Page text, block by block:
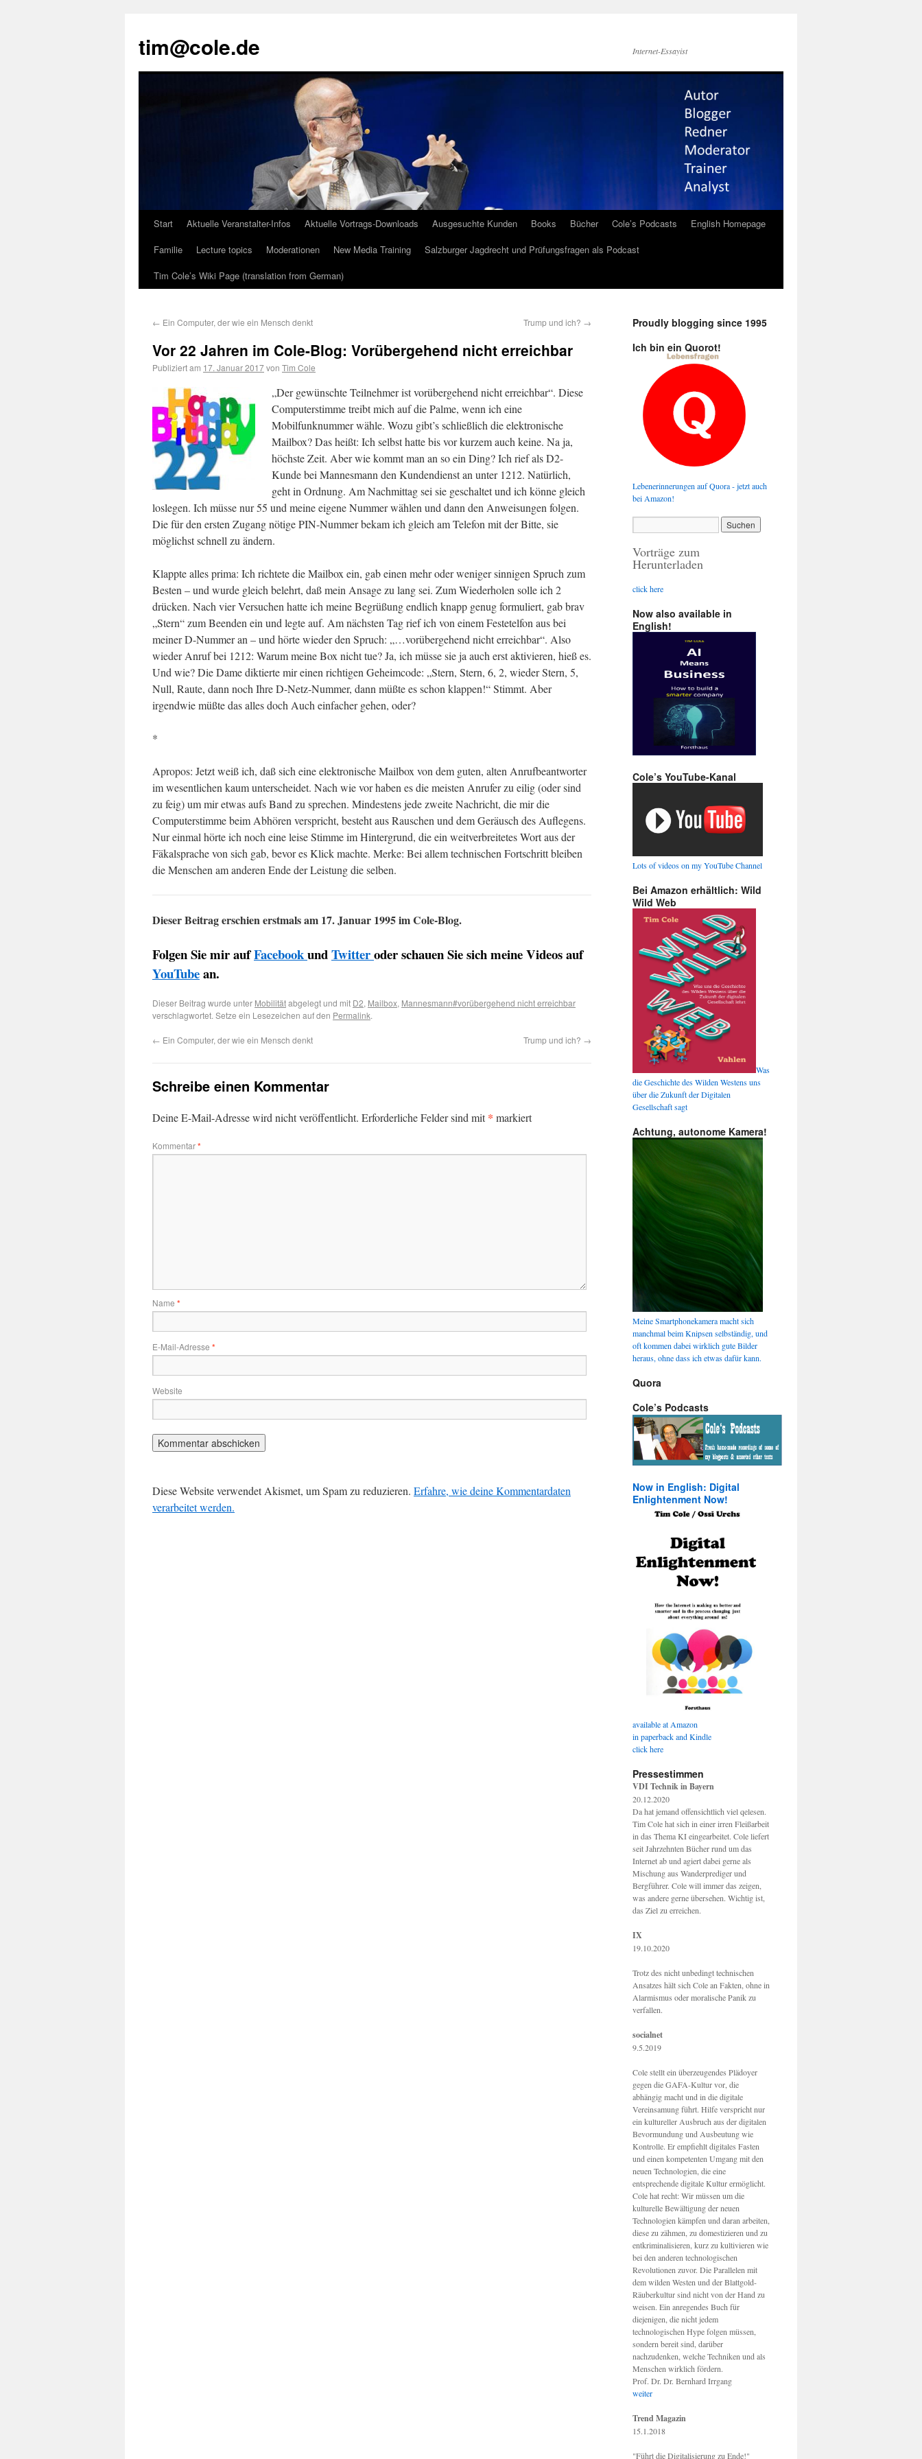
tim@cole.de Internet-Essayist
Start Aktuelle Veranstalter-Infos Aktuelle Vortrags-Downloads Ausgesuchte Kunden Books Bücher Cole’s Podcasts
English Homepage
Familie
Lecture topics Moderationen New Media Training
Salzburger Jagdrecht und Prüfungsfragen als Podcast
Tim Cole’s Wiki Page (translation from German)
← Ein Computer, der wie ein Mensch denkt Trump und ich? →
Vor 22 Jahren im Cole-Blog: Vorübergehend nicht erreichbar
Publiziert am 17. Januar 2017von Tim Cole
„Der gewünschte Teilnehmer ist vorübergehend nicht erreichbar“. Diese
Computerstimme treibt mich auf die Palme, wenn ich eine
Mobilfunknummer wähle. Wozu gibt’s schließlich die elektronische
Mailbox? Das heißt: Ich selbst hatte bis vor kurzem auch keine. Na ja,
höchste Zeit. Aber wie kommt man an so ein Ding? Ich rief als D2-
Kunde bei Mannesmann den Kundendienst an unter 1212. Natürlich,
geht in Ordnung. Am Nachmittag sei sie geschaltet und ich könne gleich
loslegen. Ich müsse nur 55 und meine eigene Nummer wählen und dann den Anweisungen folgen.
Die für den ersten Zugang nötige PIN-Nummer bekam ich gleich am Telefon mit der Bitte, sie
möglichst schnell zu ändern.
Klappte alles prima: Ich richtete die Mailbox ein, gab einen mehr oder weniger sinnigen Spruch zum
Besten – und wurde gleich belehrt, daß mein Ansage zu lang sei. Zum Wiederholen solle ich 2
drücken. Nach vier Versuchen hatte ich meine Begrüßung endlich knapp genug formuliert, gab brav
„Stern“ zum Beenden ein und legte auf. Am nächsten Tag rief ich von einem Festetelfon aus bei
meiner D-Nummer an – und hörte wieder den Spruch: „…vorübergehend nicht erreichbar“. Also
wieder Anruf bei 1212: Warum meine Box nicht tue? Ja, ich müsse sie ja auch erst aktivieren, hieß es.
Und wie? Die Dame diktierte mir einen richtigen Geheimcode: „Stern, Stern, 6, 2, wieder Stern, 5,
Null, Raute, dann noch Ihre D-Netz-Nummer, dann müßte es schon klappen!“ Stimmt. Aber
irgendwie müßte das alles doch Auch einfacher gehen, oder?
*
Apropos: Jetzt weiß ich, daß sich eine elektronische Mailbox von dem guten, alten Anrufbeantworter
im wesentlichen kaum unterscheidet. Nach wie vor haben es die meisten Anrufer zu eilig (oder sind
zu feig) um mir etwas aufs Band zu sprechen. Mindestens jede zweite Nachricht, die mir die
Computerstimme beim Abhören verspricht, besteht aus Rauschen und dem Geräusch des Auflegens.
Nur einmal hörte ich noch eine leise Stimme im Hintergrund, die ein weitverbreitetes Wort aus der
Fäkalsprache von sich gab, bevor es Klick machte. Merke: Bei allem technischen Fortschritt bleiben
die Menschen am anderen Ende der Leistung die selben.
Dieser Beitrag erschien erstmals am 17. Januar 1995 im Cole-Blog.
Folgen Sie mir aufFacebookundTwitteroder schauen Sie sich meine Videos auf
YouTubean.
Dieser Beitrag wurde unter Mobilitätabgelegt und mit D2, Mailbox, Mannesmann#vorübergehend nicht erreichbar
verschlagwortet. Setze ein Lesezeichen auf den Permalink.
← Ein Computer, der wie ein Mensch denkt Trump und ich? →
Schreibe einen Kommentar
Deine E-Mail-Adresse wird nicht veröffentlicht. Erforderliche Felder sind mit* markiert
Kommentar*
Name *
E-Mail-Adresse *
Website
Diese Website verwendet Akismet, um Spam zu reduzieren. Erfahre, wie deine Kommentardaten
verarbeitet werden.
Proudly blogging since 1995
Ich bin ein Quorot!
Lebenerinnerungen auf Quora - jetzt auch
bei Amazon!
Vorträge zum
Herunterladen
click here
Now also available in
English!
Cole’s YouTube-Kanal
Lots of videos on my YouTube Channel
Bei Amazon erhältlich: Wild
Wild Web
Was
die Geschichte des Wilden Westens uns
über die Zukunft der Digitalen
Gesellschaft sagt
Achtung, autonome Kamera!
Meine Smartphonekamera macht sich
manchmal beim Knipsen selbständig, und
oft kommen dabei wirklich gute Bilder
heraus, ohne dass ich etwas dafür kann.
Quora
Cole’s Podcasts
Now in English: Digital
Enlightenment Now!
available at Amazon
in paperback and Kindle
click here
Pressestimmen
VDI Technik in Bayern
20.12.2020
Da hat jemand offensichtlich viel qelesen.
Tim Cole hat sich in einer irren Fleißarbeit
in das Thema KI eingearbeitet. Cole liefert
seit Jahrzehnten Bücher rund um das
Internet ab und agiert dabei gerne als
Mischung aus Wanderprediger und
Bergführer. Cole will immer das zeigen,
was andere gerne übersehen. Wichtig ist,
das Ziel zu erreichen.
IX
19.10.2020
Trotz des nicht unbedingt technischen
Ansatzes hält sich Cole an Fakten, ohne in
Alarmismus oder moralische Panik zu
verfallen.
socialnet
9.5.2019
Cole stellt ein überzeugendes Plädoyer
gegen die GAFA-Kultur vor, die
abhängig macht und in die digitale
Vereinsamung führt. Hilfe verspricht nur
ein kultureller Ausbruch aus der digitalen
Bevormundung und Ausbeutung wie
Kontrolle. Er empfiehlt digitales Fasten
und einen kompetenten Umgang mit den
neuen Technologien, die eine
entsprechende digitale Kultur ermöglicht.
Cole hat recht: Wir müssen um die
kulturelle Bewältigung der neuen
Technologien kämpfen und daran arbeiten,
diese zu zähmen, zu domestizieren und zu
entkriminalisieren, kurz zu kultivieren wie
bei den anderen technologischen
Revolutionen zuvor. Die Parallelen mit
dem wilden Westen und der Blattgold-
Räuberkultur sind nicht von der Hand zu
weisen. Ein anregendes Buch für
diejenigen, die nicht jedem
technologischen Hype folgen müssen,
sondern bereit sind, darüber
nachzudenken, welche Techniken und als
Menschen wirklich fördern.
Prof. Dr. Dr. Bernhard Irrgang
weiter
Trend Magazin
15.1.2018
"Führt die Digitalisierung zu Ende!"